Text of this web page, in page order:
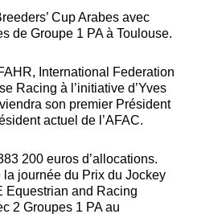
Cup Arabes avec
de Groupe 1 PA à Toulouse.
International Federation
Racing à l’initiative d’Yves
son premier Président
actuel de l’AFAC.
200 euros d’allocations.
la journée du Prix du Jockey
Equestrian and Racing
2 Groupes 1 PA au